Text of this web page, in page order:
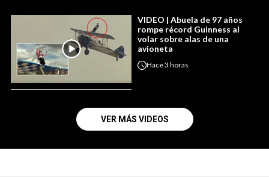
VIDEO | Abuela de 97 años
rompe récord Guinness al
volar sobre alas de una
avioneta
Hace3 horas
VER MÁS VIDEOS